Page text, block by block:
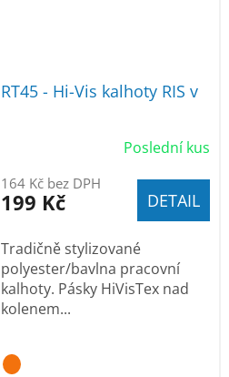
54
RT45 - Hi-Vis kalhoty RIS v
Poslední kus
164 Kč bez DPH
199 Kč DETAIL
Tradičně stylizované
polyester/bavlna pracovní
kalhoty. Pásky HiVisTex nad
kolenem...